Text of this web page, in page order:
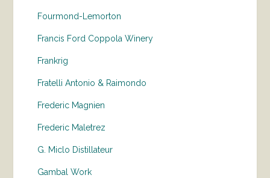
Fourmond-Lemorton
Francis Ford Coppola Winery
Frankrig
Fratelli Antonio & Raimondo
Frederic Magnien
Frederic Maletrez
G. Miclo Distillateur
Gambal Work